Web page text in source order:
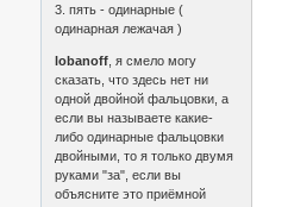
3. пять - одинарные (
одинарная лежачая )
lobanoff , я смело могу
сказать, что здесь нет ни
одной двойной фальцовки, а
если вы называете какие-
либо одинарные фальцовки
двойными, то я только двумя
руками "за", если вы
объясните это приёмной